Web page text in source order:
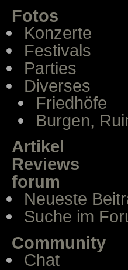
Fotos
Konzerte
Festivals
Parties
Diverses
Friedhöfe
Burgen,
Artikel
Reviews
forum
Neueste
Suche im
Community
Chat